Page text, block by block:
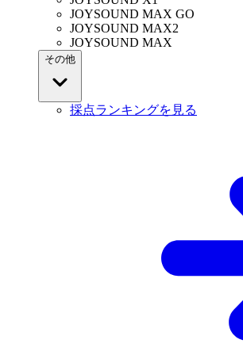
JOYSOUND MAX GO
JOYSOUND MAX2
JOYSOUND MAX
その他
採点ランキングを見る